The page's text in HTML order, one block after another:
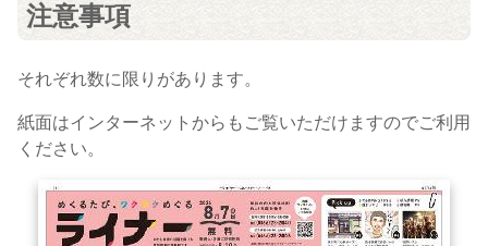
注意事項
それぞれ数に限りがあります。
紙面はインターネットからもご覧いただけますのでご利用
ください。